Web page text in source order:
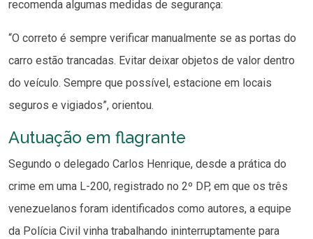
recomenda algumas medidas de segurança:
“O correto é sempre verificar manualmente se as portas do
carro estão trancadas. Evitar deixar objetos de valor dentro
do veículo. Sempre que possível, estacione em locais
seguros e vigiados”, orientou.
Autuação em flagrante
Segundo o delegado Carlos Henrique, desde a prática do
crime em uma L-200, registrado no 2º DP, em que os três
venezuelanos foram identificados como autores, a equipe
da Polícia Civil vinha trabalhando ininterruptamente para